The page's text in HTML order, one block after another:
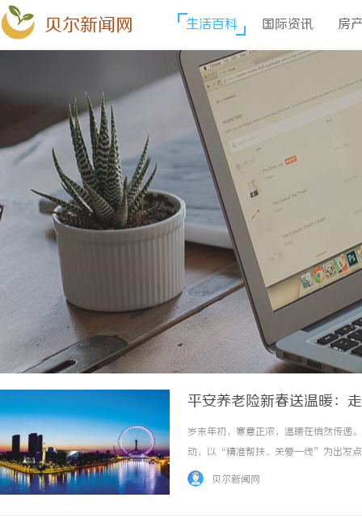
贝尔新闻网 生活百科 国际资讯 房
平安养老险新春送温暖：
岁末年初，寒意正浓，温暖在悄然传
动，以“精准帮扶、关爱一线”为出发
人、困难儿童、残疾人及特需家庭送去
贝尔新闻网